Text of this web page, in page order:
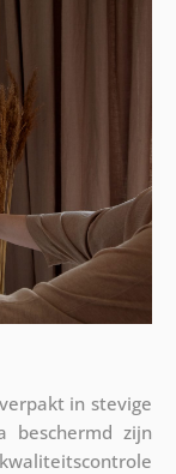
in stevige
beschermd zijn